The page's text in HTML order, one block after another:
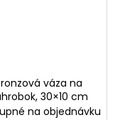
váza na
30×10 cm
na objednávku